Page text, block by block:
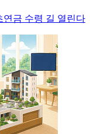
연금 수령 길 열린다